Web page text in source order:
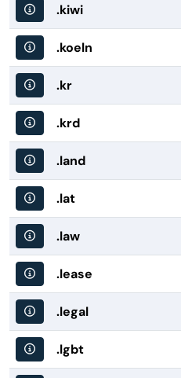
.kiwi
.koeln
.kr
.krd
.land
.lat
.law
.lease
.legal
.lgbt